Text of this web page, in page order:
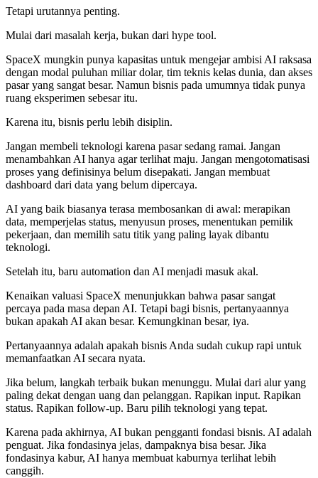
Tetapi urutannya penting.
Mulai dari masalah kerja, bukan dari hype tool.
SpaceX mungkin punya kapasitas untuk mengejar ambisi AI raksasa
dengan modal puluhan miliar dolar, tim teknis kelas dunia, dan akses
pasar yang sangat besar. Namun bisnis pada umumnya tidak punya
ruang eksperimen sebesar itu.
Karena itu, bisnis perlu lebih disiplin.
Jangan membeli teknologi karena pasar sedang ramai. Jangan
menambahkan AI hanya agar terlihat maju. Jangan mengotomatisasi
proses yang definisinya belum disepakati. Jangan membuat
dashboard dari data yang belum dipercaya.
AI yang baik biasanya terasa membosankan di awal: merapikan
data, memperjelas status, menyusun proses, menentukan pemilik
pekerjaan, dan memilih satu titik yang paling layak dibantu
teknologi.
Setelah itu, baru automation dan AI menjadi masuk akal.
Kenaikan valuasi SpaceX menunjukkan bahwa pasar sangat
percaya pada masa depan AI. Tetapi bagi bisnis, pertanyaannya
bukan apakah AI akan besar. Kemungkinan besar, iya.
Pertanyaannya adalah apakah bisnis Anda sudah cukup rapi untuk
memanfaatkan AI secara nyata.
Jika belum, langkah terbaik bukan menunggu. Mulai dari alur yang
paling dekat dengan uang dan pelanggan. Rapikan input. Rapikan
status. Rapikan follow-up. Baru pilih teknologi yang tepat.
Karena pada akhirnya, AI bukan pengganti fondasi bisnis. AI adalah
penguat. Jika fondasinya jelas, dampaknya bisa besar. Jika
fondasinya kabur, AI hanya membuat kaburnya terlihat lebih
canggih.